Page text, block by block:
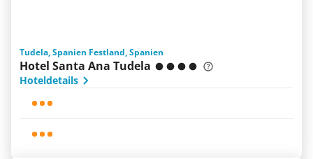
Tudela, Spanien Festland, Spanien
Hotel Santa Ana Tudela
Hoteldetails